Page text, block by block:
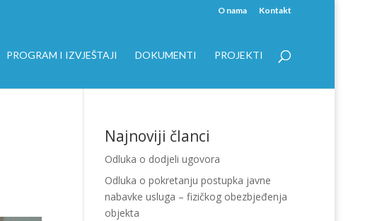
O nama Kontakt
PROGRAM I IZVJEŠTAJI DOKUMENTI PROJEKTI
Najnoviji članci
Odluka o dodjeli ugovora
Odluka o pokretanju postupka javne
nabavke usluga – fizičkog obezbjeđenja
objekta